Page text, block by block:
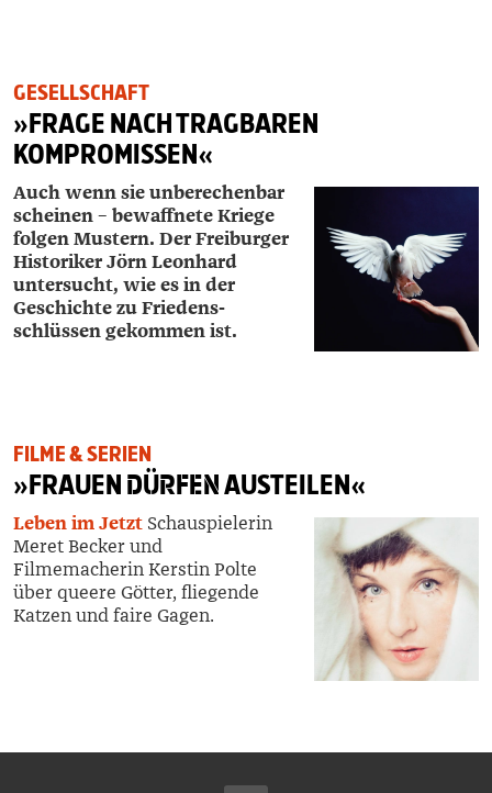
GESELLSCHAFT
»FRAGE NACH TRAGBAREN
KOMPROMISSEN«
Auch wenn sie unberechenbar
scheinen – bewaffnete Kriege
folgen Mustern. Der Freiburger
Historiker Jörn ­Leonhard
untersucht, wie es in der
Geschichte zu Friedens­
schlüssen gekommen ist.
FILME & SERIEN
»FRAUENDÜRFENAUSTEILEN«
Leben im Jetzt Schauspielerin
Meret Becker und
Filmemacherin Kerstin Polte
über queere Götter, fliegende
Katzen und faire Gagen.